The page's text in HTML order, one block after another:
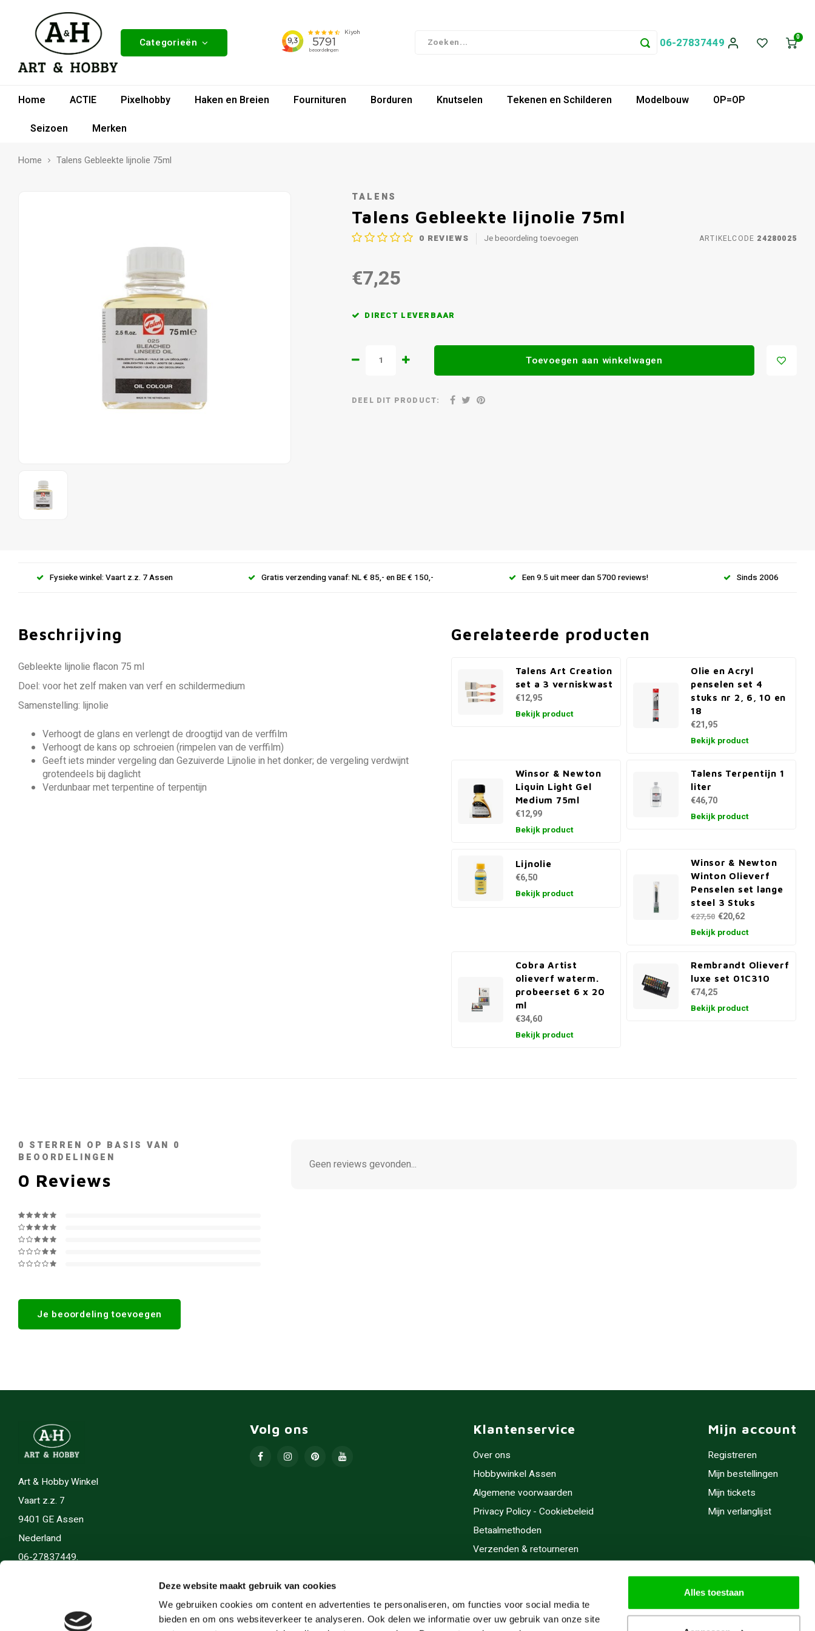
Deze website maakt gebruik van cookies
We gebruiken cookies om content en advertenties te personaliseren, om functies voor social media te
bieden en om ons websiteverkeer te analyseren. Ook delen we informatie over uw gebruik van onze site
Alles toestaan
Categorieën 06-27837449 0
Home ACTIE Pixelhobby Haken en Breien Fournituren Borduren Knutselen Tekenen en Schilderen Modelbouw
OP=OP
Seizoen
Merken
Home Talens Gebleekte lijnolie 75ml
TALENS
Talens Gebleekte lijnolie 75ml
0 REVIEWS Je beoordeling toevoegen ARTIKELCODE 24280025
€7,25
DIRECT LEVERBAAR
Toevoegen aan winkelwagen
DEEL DIT PRODUCT:
Fysieke winkel: Vaart z.z. 7 Assen Gratis verzending vanaf: NL € 85,- en BE € 150,- Een 9.5 uit meer dan 5700 reviews! Sinds 2006
Beschrijving
Gebleekte lijnolie flacon 75 ml
Doel: voor het zelf maken van verf en schildermedium
Samenstelling: lijnolie
Verhoogt de glans en verlengt de droogtijd van de verffilm
Verhoogt de kans op schroeien (rimpelen van de verffilm)
Geeft iets minder vergeling dan Gezuiverde Lijnolie in het donker; de vergeling verdwijnt
grotendeels bij daglicht
Verdunbaar met terpentine of terpentijn
Gerelateerde producten
Talens Art Creation
set a 3 verniskwast
€12,95
Bekijk product
Olie en Acryl
penselen set 4
stuks nr 2, 6, 10 en
18
€21,95
Bekijk product
Winsor & Newton
Liquin Light Gel
Medium 75ml
€12,99
Bekijk product
Talens Terpentijn 1
liter
€46,70
Bekijk product
Lijnolie
€6,50
Bekijk product
Winsor & Newton
Winton Olieverf
Penselen set lange
steel 3 Stuks
€27,50 €20,62
Bekijk product
Cobra Artist
olieverf waterm.
probeerset 6 x 20
ml
€34,60
Bekijk product
Rembrandt Olieverf
luxe set 01C310
€74,25
Bekijk product
0 STERREN OP BASIS VAN 0
BEOORDELINGEN
0 Reviews
Je beoordeling toevoegen
Geen reviews gevonden...
Art & Hobby Winkel
Vaart z.z. 7
9401 GE Assen
Nederland
06-27837449.
Volg ons Klantenservice
Over ons
Hobbywinkel Assen
Algemene voorwaarden
Privacy Policy - Cookiebeleid
Betaalmethoden
Verzenden & retourneren
Cadeaubonnen
Inlijsten
Mijn account
Registreren
Mijn bestellingen
Mijn tickets
Mijn verlanglijst